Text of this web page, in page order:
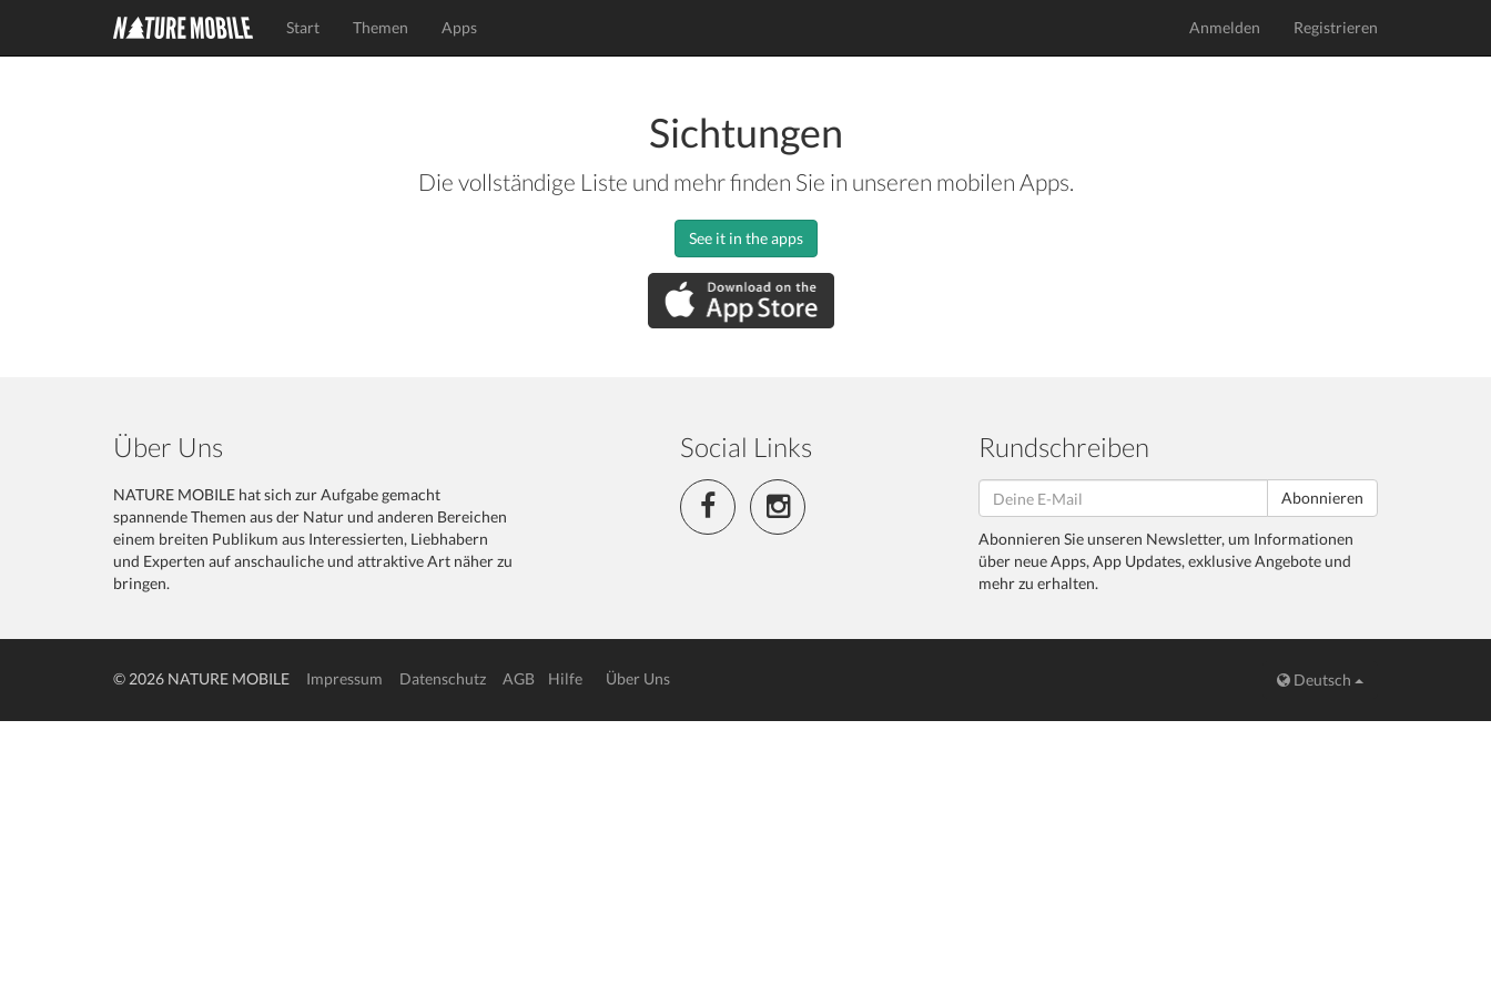
Start Themen Apps Anmelden Registrieren
Sichtungen
Die vollständige Liste und mehr finden Sie in unseren mobilen Apps.
See it in the apps
Über Uns
NATURE MOBILE hat sich zur Aufgabe gemacht
spannende Themen aus der Natur und anderen Bereichen
einem breiten Publikum aus Interessierten, Liebhabern
und Experten auf anschauliche und attraktive Art näher zu
bringen.
Social Links Rundschreiben
Abonnieren
Abonnieren Sie unseren Newsletter, um Informationen
über neue Apps, App Updates, exklusive Angebote und
mehr zu erhalten.
© 2026 NATURE MOBILE Impressum Datenschutz AGB Hilfe Über Uns Deutsch